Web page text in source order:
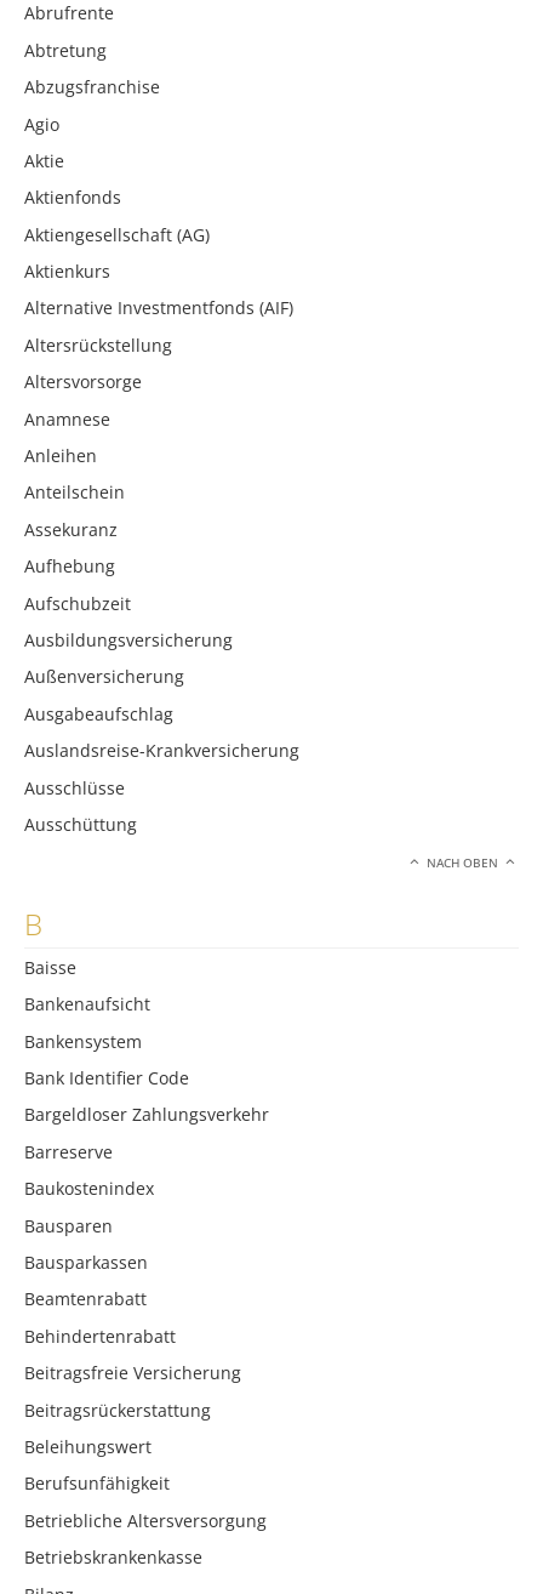
Abrufrente
Abtretung
Abzugsfranchise
Agio
Aktie
Aktienfonds
Aktiengesellschaft (AG)
Aktienkurs
Alternative Investmentfonds (AIF)
Altersrückstellung
Altersvorsorge
Anamnese
Anleihen
Anteilschein
Assekuranz
Aufhebung
Aufschubzeit
Ausbildungsversicherung
Außenversicherung
Ausgabeaufschlag
Auslandsreise-Krankversicherung
Ausschlüsse
Ausschüttung
NACH OBEN
B
Baisse
Bankenaufsicht
Bankensystem
Bank Identifier Code
Bargeldloser Zahlungsverkehr
Barreserve
Baukostenindex
Bausparen
Bausparkassen
Beamtenrabatt
Behindertenrabatt
Beitragsfreie Versicherung
Beitragsrückerstattung
Beleihungswert
Berufsunfähigkeit
Betriebliche Altersversorgung
Betriebskrankenkasse